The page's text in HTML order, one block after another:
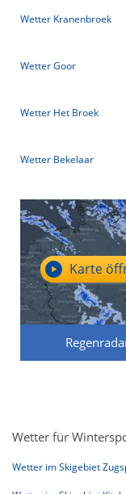
Wetter Kranenbroek
Wetter Goor
Wetter Het Broek
Wetter Bekelaar
Karte
Wetter für
Wetter im Skigebiet